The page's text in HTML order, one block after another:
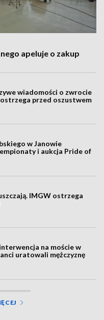
apeluje o zakup
wiadomości o zwrocie
przed oszustwem
w Janowie
i aukcja Pride of
IMGW ostrzega
na moście w
uratowali mężczyznę